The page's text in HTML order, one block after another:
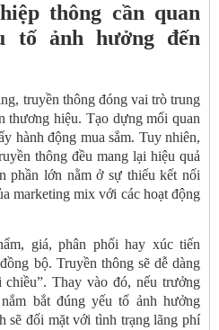
thông cần quan
tố ảnh hưởng đến
truyền thông đóng vai trò trung
thương hiệu. Tạo dựng mối quan
hành động mua sắm. Tuy nhiên,
thông đều mang lại hiệu quả
phần lớn nằm ở sự thiếu kết nối
marketing mix với các hoạt động
giá, phân phối hay xúc tiến
bộ. Truyền thông sẽ dễ dàng
Thay vào đó, nếu trưởng
bắt đúng yếu tố ảnh hưởng
sẽ đối mặt với tình trạng lãng phí